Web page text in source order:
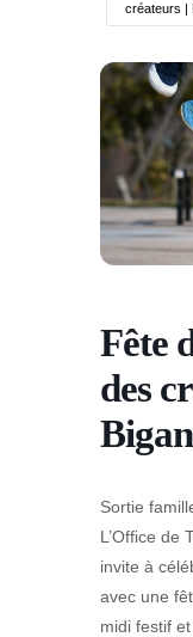
créateurs |
Fête
des
Sortie
L’Office de
invite à
avec une
midi festif